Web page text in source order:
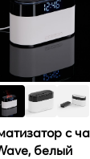
с
белый